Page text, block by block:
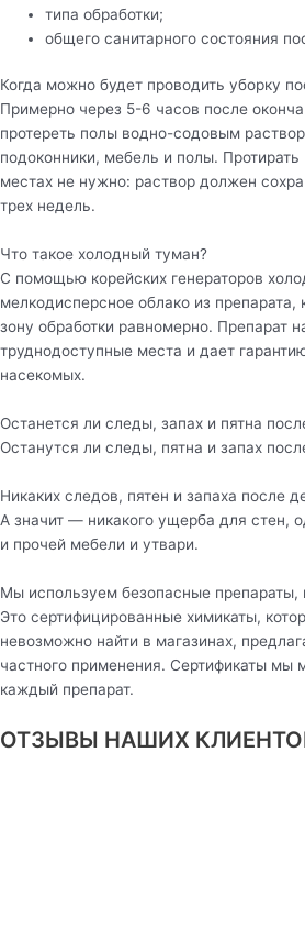
типа обработки;
общего санитарного состояния
Когда можно будет проводить уборку
Примерно через 5-6 часов после
протереть полы водно-содовым
подоконники, мебель и полы.
местах не нужно: раствор должен
трех недель.
Что такое холодный туман?
С помощью корейских генераторов
мелкодисперсное облако из препарата,
зону обработки равномерно. Препарат
труднодоступные места и дает
насекомых.
Останется ли следы, запах и пятна
Останутся ли следы, пятна и запах
Никаких следов, пятен и запаха после
А значит — никакого ущерба для стен,
и прочей мебели и утвари.
Мы используем безопасные препараты,
Это сертифицированные химикаты,
невозможно найти в магазинах,
частного применения. Сертификаты мы
каждый препарат.
ОТЗЫВЫ НАШИХ